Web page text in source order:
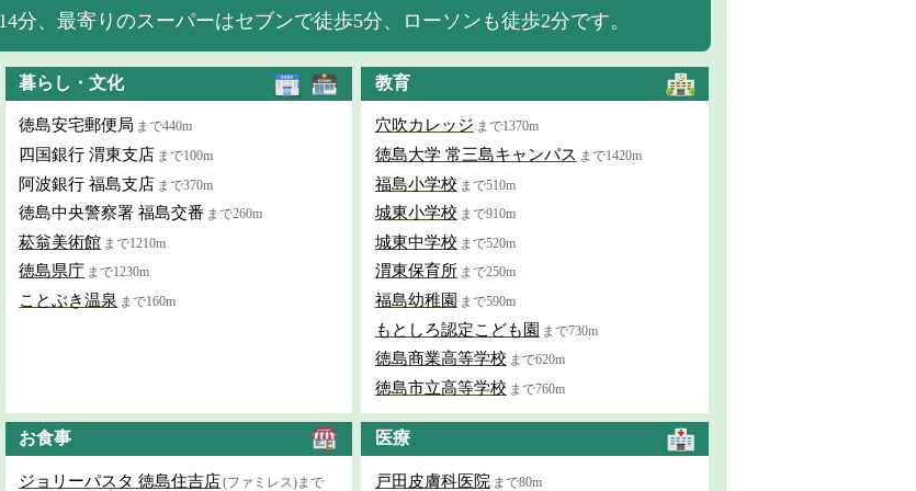
分、最寄りのスーパーはセブンで徒歩5分、ローソンも徒歩2分です。
暮らし・文化
徳島安宅郵便局 まで440m
四国銀行 渭東支店 まで100m
阿波銀行 福島支店 まで370m
徳島中央警察署 福島交番 まで260m
菘翁美術館 まで1210m
徳島県庁 まで1230m
ことぶき温泉 まで160m
教育
穴吹カレッジ まで1370m
徳島大学 常三島キャンパス まで1420m
福島小学校 まで510m
城東小学校 まで910m
城東中学校 まで520m
渭東保育所 まで250m
福島幼稚園 まで590m
もとしろ認定こども園 まで730m
徳島商業高等学校 まで620m
徳島市立高等学校 まで760m
お食事
ジョリーパスタ 徳島住吉店(ファミレス)まで
医療
戸田皮膚科医院 まで80m